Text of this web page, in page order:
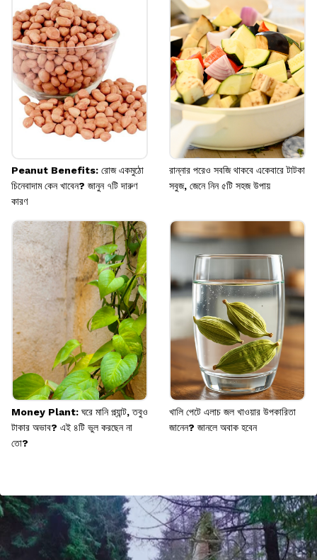
কমায়। এর ফলে শরীরের ওজন নিয়ন্ত্রণে রাখা সহজ
Image credits: Getty
Peanut Benefits: রোজ একমুঠো
চিনেবাদাম কেন খাবেন? জানুন ৭টি দারুণ
কারণ
রান্নার পরেও সবজি থাকবে একেবারে টাটকা
সবুজ, জেনে নিন ৫টি সহজ উপায়
Money Plant: ঘরে মানি প্ল্যান্ট, তবুও
টাকার অভাব? এই ৪টি ভুল করছেন না
তো?
খালি পেটে এলাচ জল খাওয়ার উপকারিতা
জানেন? জানলে অবাক হবেন